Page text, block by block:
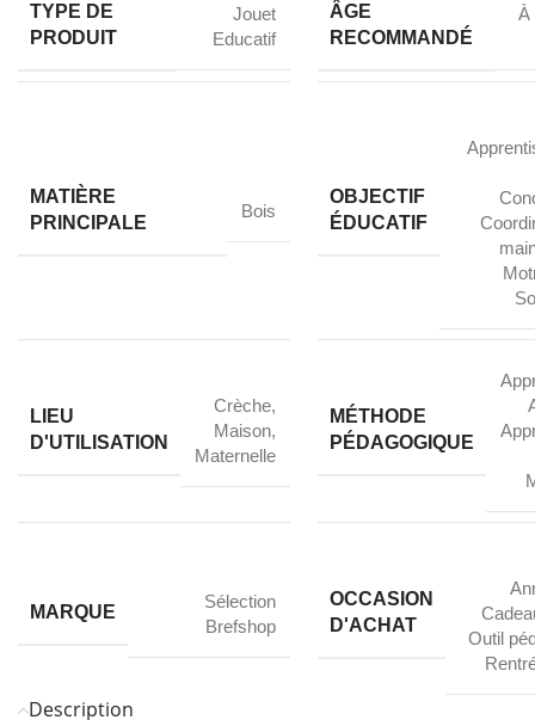
TYPE DE
PRODUIT
Jouet
Educatif
ÂGE
RECOMMANDÉ
À
MATIÈRE
PRINCIPALE
Bois
OBJECTIF
ÉDUCATIF
LIEU
D'UTILISATION
Crèche,
Maison,
Maternelle
MÉTHODE
PÉDAGOGIQUE
MARQUE
Sélection
Brefshop
OCCASION
D'ACHAT
Outil
Description